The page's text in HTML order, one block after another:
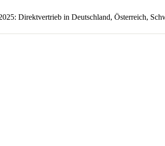
Direktvertrieb in Deutschland, Österreich,